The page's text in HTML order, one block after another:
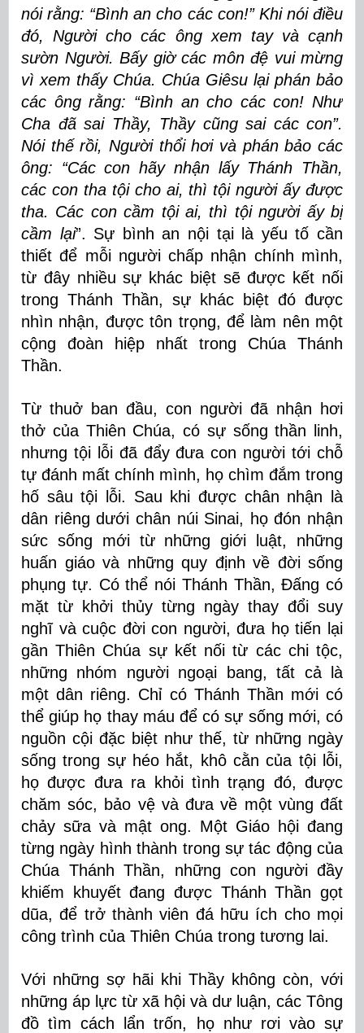
nói rằng: “Bình an cho các con!” Khi nói điều
đó, Người cho các ông xem tay và cạnh
sườn Người. Bấy giờ các môn đệ vui mừng
vì xem thấy Chúa. Chúa Giêsu lại phán bảo
các ông rằng: “Bình an cho các con! Như
Cha đã sai Thầy, Thầy cũng sai các con”.
Nói thế rồi, Người thổi hơi và phán bảo các
ông: “Các con hãy nhận lấy Thánh Thần,
các con tha tội cho ai, thì tội người ấy được
tha. Các con cầm tội ai, thì tội người ấy bị
cầm lại”. Sự bình an nội tại là yếu tố cần
thiết để mỗi người chấp nhận chính mình,
từ đây nhiều sự khác biệt sẽ được kết nối
trong Thánh Thần, sự khác biệt đó được
nhìn nhận, được tôn trọng, để làm nên một
cộng đoàn hiệp nhất trong Chúa Thánh
Thần.
Từ thuở ban đầu, con người đã nhận hơi
thở của Thiên Chúa, có sự sống thần linh,
nhưng tội lỗi đã đẩy đưa con người tới chỗ
tự đánh mất chính mình, họ chìm đắm trong
hố sâu tội lỗi. Sau khi được chân nhận là
dân riêng dưới chân núi Sinai, họ đón nhận
sức sống mới từ những giới luật, những
huấn giáo và những quy định về đời sống
phụng tự. Có thể nói Thánh Thần, Đấng có
mặt từ khởi thủy từng ngày thay đổi suy
nghĩ và cuộc đời con người, đưa họ tiến lại
gần Thiên Chúa sự kết nối từ các chi tộc,
những nhóm người ngoại bang, tất cả là
một dân riêng. Chỉ có Thánh Thần mới có
thể giúp họ thay máu để có sự sống mới, có
nguồn cội đặc biệt như thế, từ những ngày
sống trong sự héo hắt, khô cằn của tội lỗi,
họ được đưa ra khỏi tình trạng đó, được
chăm sóc, bảo vệ và đưa về một vùng đất
chảy sữa và mật ong. Một Giáo hội đang
từng ngày hình thành trong sự tác động của
Chúa Thánh Thần, những con người đầy
khiếm khuyết đang được Thánh Thần gọt
dũa, để trở thành viên đá hữu ích cho mọi
công trình của Thiên Chúa trong tương lai.
Với những sợ hãi khi Thầy không còn, với
những áp lực từ xã hội và dư luận, các Tông
đồ tìm cách lẩn trốn, họ như rơi vào sự